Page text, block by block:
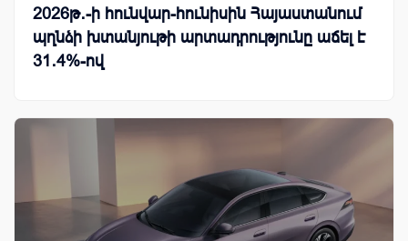
2026թ․-ի հունվար-հունիսին Հայաստանում
պղնձի խտանյութի արտադրությունը աճել է
31․4%-ով